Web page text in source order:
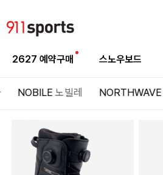
2627 예약구매 스노우보드
NOBILE 노빌레 NORTHWAVE